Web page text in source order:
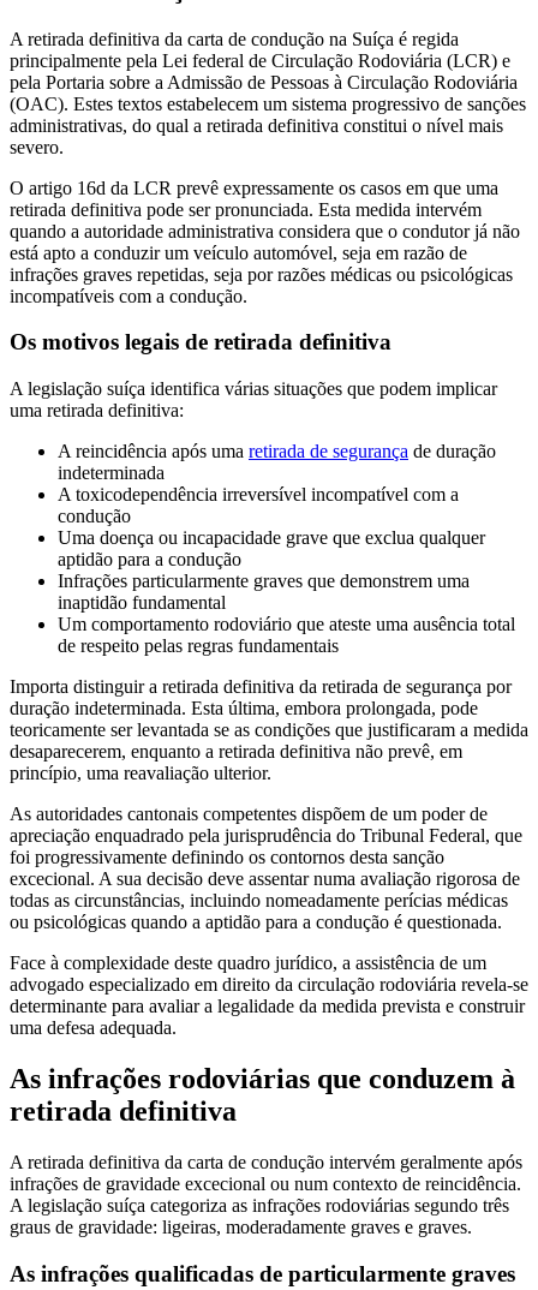
A retirada definitiva da carta de condução na Suíça é regida
principalmente pela Lei federal de Circulação Rodoviária (LCR) e
pela Portaria sobre a Admissão de Pessoas à Circulação Rodoviária
(OAC). Estes textos estabelecem um sistema progressivo de sanções
administrativas, do qual a retirada definitiva constitui o nível mais
severo.
O artigo 16d da LCR prevê expressamente os casos em que uma
retirada definitiva pode ser pronunciada. Esta medida intervém
quando a autoridade administrativa considera que o condutor já não
está apto a conduzir um veículo automóvel, seja em razão de
infrações graves repetidas, seja por razões médicas ou psicológicas
incompatíveis com a condução.
Os motivos legais de retirada definitiva
A legislação suíça identifica várias situações que podem implicar
uma retirada definitiva:
A reincidência após uma retirada de segurança de duração
indeterminada
A toxicodependência irreversível incompatível com a
condução
Uma doença ou incapacidade grave que exclua qualquer
aptidão para a condução
Infrações particularmente graves que demonstrem uma
inaptidão fundamental
Um comportamento rodoviário que ateste uma ausência total
de respeito pelas regras fundamentais
Importa distinguir a retirada definitiva da retirada de segurança por
duração indeterminada. Esta última, embora prolongada, pode
teoricamente ser levantada se as condições que justificaram a medida
desaparecerem, enquanto a retirada definitiva não prevê, em
princípio, uma reavaliação ulterior.
As autoridades cantonais competentes dispõem de um poder de
apreciação enquadrado pela jurisprudência do Tribunal Federal, que
foi progressivamente definindo os contornos desta sanção
excecional. A sua decisão deve assentar numa avaliação rigorosa de
todas as circunstâncias, incluindo nomeadamente perícias médicas
ou psicológicas quando a aptidão para a condução é questionada.
Face à complexidade deste quadro jurídico, a assistência de um
advogado especializado em direito da circulação rodoviária revela-se
determinante para avaliar a legalidade da medida prevista e construir
uma defesa adequada.
As infrações rodoviárias que conduzem à
retirada definitiva
A retirada definitiva da carta de condução intervém geralmente após
infrações de gravidade excecional ou num contexto de reincidência.
A legislação suíça categoriza as infrações rodoviárias segundo três
graus de gravidade: ligeiras, moderadamente graves e graves.
As infrações qualificadas de particularmente graves